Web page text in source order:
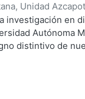
Unidad
de Evaluación del
Herrera, Elías
Gómez, Maruja
investigación en
Autónoma
distintivo de